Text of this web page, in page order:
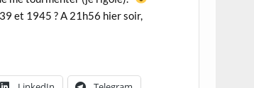
et 1945 ? A 21h56 hier soir,